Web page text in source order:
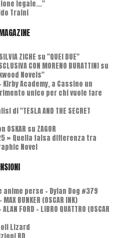
legale..."
Traini
ZICHE su "QUEI DUE"
CON MORENO BURATTINI su
Novels"
Academy, a Cassino un
unico per chi vuole fare
di "TESLA AND THE SECRET
su ZAGOR
» Quella falsa differenza tra
Novel
perse - Dylan Dog #379
MAX BUNKER (OSCAR INK)
ALAN FORD – LIBRO QUATTRO (OSCAR
Lizard